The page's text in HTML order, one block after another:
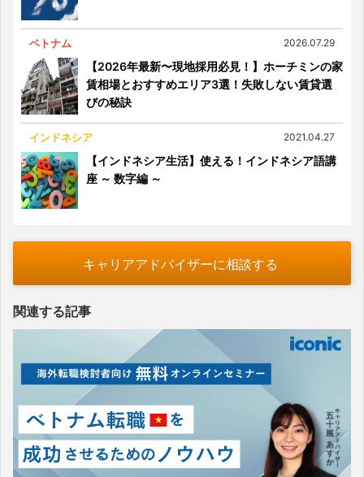
ベトナム 2026.07.29
【2026年最新〜現地採用必見！】ホーチミンの家
賃相場とおすすめエリア3選！失敗しない賃貸選
びの秘訣
インドネシア 2021.04.27
【インドネシア生活】使える！インドネシア語講
座 ～ 数字編 ～
キャリアアドバイザーに相談する
関連する記事